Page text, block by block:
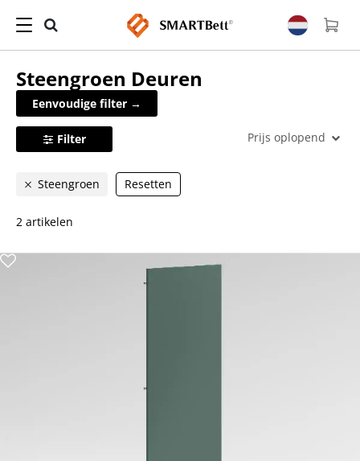
Steengroen Deuren
Eenvoudige filter →
Filter Prijs oplopend
Steengroen Resetten
2 artikelen